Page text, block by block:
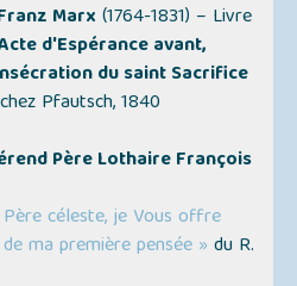
Marx (1764-1831) – Livre
d'Espérance avant,
du saint Sacrifice
Pfautsch, 1840
Père Lothaire François
céleste, je Vous offre
ma première pensée » du R.